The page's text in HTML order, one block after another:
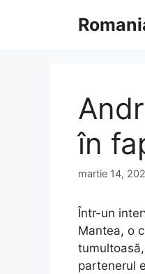
în
martie 14,
Într-un
Mantea, o
partenerul